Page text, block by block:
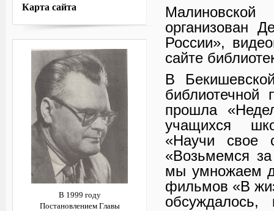
России»,
сайте
В
библиотечной
прошла
учащихся
«Научи свое
«Возьмемся
мы умножаем
фильмов «В
Карта сайта
В 1999 году
Постановлением Главы